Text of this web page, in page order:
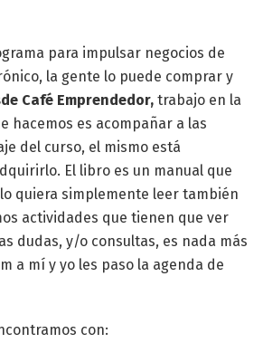
para impulsar negocios de
la gente lo puede comprar y
Café Emprendedor, trabajo en la
hacemos es acompañar a las
del curso, el mismo está
El libro es un manual que
quiera simplemente leer también
actividades que tienen que ver
dudas, y/o consultas, es nada más
a mí y yo les paso la agenda de
con: